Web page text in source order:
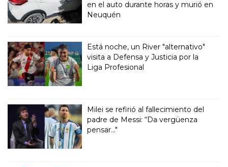
en el auto durante horas y murió en
Neuquén
Está noche, un River "alternativo"
visita a Defensa y Justicia por la
Liga Profesional
Milei se refirió al fallecimiento del
padre de Messi: “Da vergüenza
pensar..."